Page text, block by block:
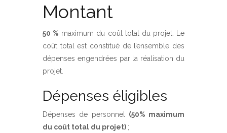
Montant
50 % maximum du coût total du projet. Le
coût total est constitué de l’ensemble des
dépenses engendrées par la réalisation du
projet.
Dépenses éligibles
Dépenses de personnel (50% maximum
du coût total du projet) ;